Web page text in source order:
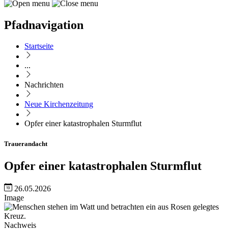
Pfadnavigation
Startseite
...
Nachrichten
Neue Kirchenzeitung
Opfer einer katastrophalen Sturmflut
Trauerandacht
Opfer einer katastrophalen Sturmflut
26.05.2026
Image
Nachweis